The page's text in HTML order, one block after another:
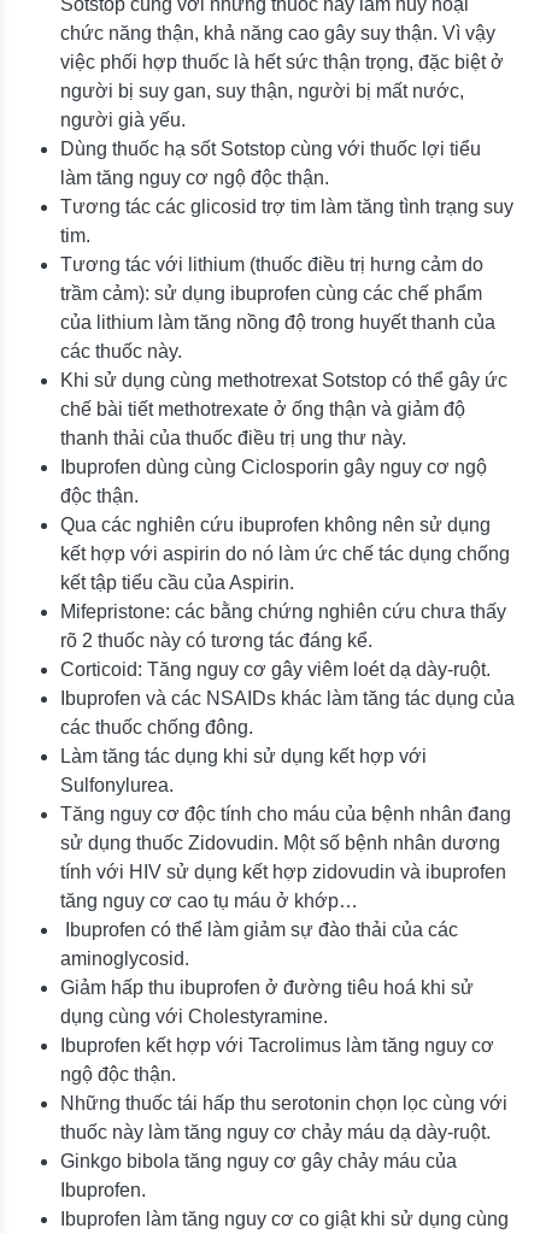
Sotstop cùng với những thuốc này làm huỷ hoại
chức năng thận, khả năng cao gây suy thận. Vì vậy
việc phối hợp thuốc là hết sức thận trọng, đặc biệt ở
người bị suy gan, suy thận, người bị mất nước,
người già yếu.
Dùng thuốc hạ sốt Sotstop cùng với thuốc lợi tiểu
làm tăng nguy cơ ngộ độc thận.
Tương tác các glicosid trợ tim làm tăng tình trạng suy
tim.
Tương tác với lithium (thuốc điều trị hưng cảm do
trầm cảm): sử dụng ibuprofen cùng các chế phẩm
của lithium làm tăng nồng độ trong huyết thanh của
các thuốc này.
Khi sử dụng cùng methotrexat Sotstop có thể gây ức
chế bài tiết methotrexate ở ống thận và giảm độ
thanh thải của thuốc điều trị ung thư này.
Ibuprofen dùng cùng Ciclosporin gây nguy cơ ngộ
độc thận.
Qua các nghiên cứu ibuprofen không nên sử dụng
kết hợp với aspirin do nó làm ức chế tác dụng chống
kết tập tiểu cầu của Aspirin.
Mifepristone: các bằng chứng nghiên cứu chưa thấy
rõ 2 thuốc này có tương tác đáng kể.
Corticoid: Tăng nguy cơ gây viêm loét dạ dày-ruột.
Ibuprofen và các NSAIDs khác làm tăng tác dụng của
các thuốc chống đông.
Làm tăng tác dụng khi sử dụng kết hợp với
Sulfonylurea.
Tăng nguy cơ độc tính cho máu của bệnh nhân đang
sử dụng thuốc Zidovudin. Một số bệnh nhân dương
tính với HIV sử dụng kết hợp zidovudin và ibuprofen
tăng nguy cơ cao tụ máu ở khớp…
Ibuprofen có thể làm giảm sự đào thải của các
aminoglycosid.
Giảm hấp thu ibuprofen ở đường tiêu hoá khi sử
dụng cùng với Cholestyramine.
Ibuprofen kết hợp với Tacrolimus làm tăng nguy cơ
ngộ độc thận.
Những thuốc tái hấp thu serotonin chọn lọc cùng với
thuốc này làm tăng nguy cơ chảy máu dạ dày-ruột.
Ginkgo bibola tăng nguy cơ gây chảy máu của
Ibuprofen.
Ibuprofen làm tăng nguy cơ co giật khi sử dụng cùng